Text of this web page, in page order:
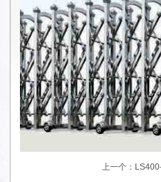
上一个：